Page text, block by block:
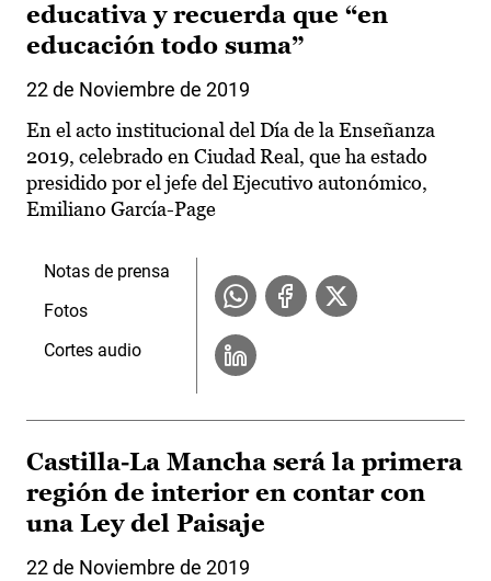
educativa y recuerda que “en
educación todo suma”
22 de Noviembre de 2019
En el acto institucional del Día de la Enseñanza
2019, celebrado en Ciudad Real, que ha estado
presidido por el jefe del Ejecutivo autonómico,
Emiliano García-Page
Notas de prensa
Fotos
Cortes audio
Castilla-La Mancha será la primera
región de interior en contar con
una Ley del Paisaje
22 de Noviembre de 2019